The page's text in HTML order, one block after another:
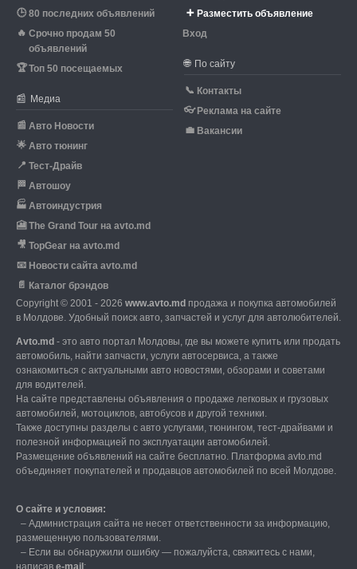
🕒 80 последних объявлений
🔥 Срочно продам 50
объявлений
🏆Топ 50 посещаемых
📰 Медиа
📰 Авто Новости
🌟 Авто тюнинг
📍 Тест-Драйв
🏁 Автошоу
🏭 Автоиндустрия
🎦 The Grand Tour на avto.md
🎥 TopGear на avto.md
📧 Новости сайта avto.md
📄 Каталог брэндов
➕ Разместить объявление
Вход
🌐 По сайту
📞 Контакты
👓 Реклама на сайте
💼 Вакансии
Copyright © 2001 - 2026 www.avto.md продажа и покупка автомобилей
в Молдове. Удобный поиск авто, запчастей и услуг для автолюбителей.
Avto.md - это авто портал Молдовы, где вы можете купить или продать
автомобиль, найти запчасти, услуги автосервиса, а также
ознакомиться с актуальными авто новостями, обзорами и советами
для водителей.
На сайте представлены объявления о продаже легковых и грузовых
автомобилей, мотоциклов, автобусов и другой техники.
Также доступны разделы с авто услугами, тюнингом, тест-драйвами и
полезной информацией по эксплуатации автомобилей.
Размещение объявлений на сайте бесплатно. Платформа avto.md
объединяет покупателей и продавцов автомобилей по всей Молдове.
О сайте и условия:
– Администрация сайта не несет ответственности за информацию,
размещенную пользователями.
– Если вы обнаружили ошибку — пожалуйста, свяжитесь с нами,
написав е-mail ;